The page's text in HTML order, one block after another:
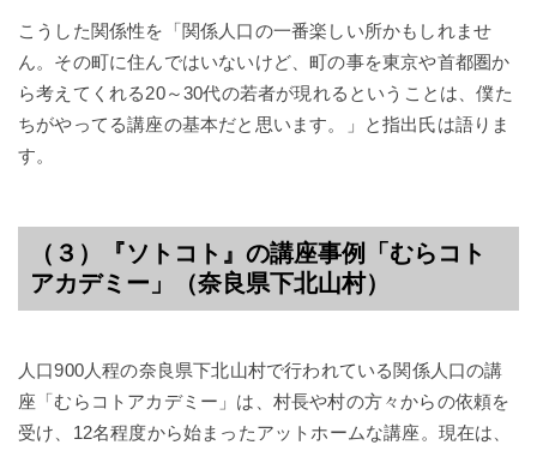
こうした関係性を「関係人口の一番楽しい所かもしれませ
ん。その町に住んではいないけど、町の事を東京や首都圏か
ら考えてくれる20～30代の若者が現れるということは、僕た
ちがやってる講座の基本だと思います。」と指出氏は語りま
す。
（３）『ソトコト』の講座事例「むらコト
アカデミー」（奈良県下北山村）
人口900人程の奈良県下北山村で行われている関係人口の講
座「むらコトアカデミー」は、村長や村の方々からの依頼を
受け、12名程度から始まったアットホームな講座。現在は、